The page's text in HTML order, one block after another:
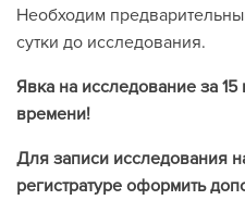
Необходим
сутки до исследования.
Явка на исследование за
времени!
Для записи исследования
регистратуре оформить